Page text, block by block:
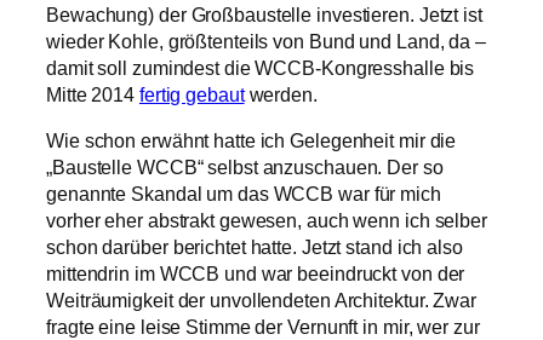
Bewachung) der Großbaustelle investieren. Jetzt ist
wieder Kohle, größtenteils von Bund und Land, da –
damit soll zumindest die WCCB-Kongresshalle bis
Mitte 2014 fertig gebautwerden.
Wie schon erwähnt hatte ich Gelegenheit mir die
„Baustelle WCCB“ selbst anzuschauen. Der so
genannte Skandal um das WCCB war für mich
vorher eher abstrakt gewesen, auch wenn ich selber
schon darüber berichtet hatte. Jetzt stand ich also
mittendrin im WCCB und war beeindruckt von der
Weiträumigkeit der unvollendeten Architektur. Zwar
fragte eine leise Stimme der Vernunft in mir, wer zur